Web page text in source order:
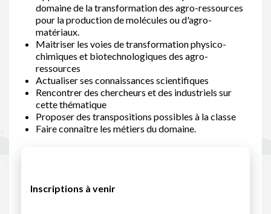
domaine de la transformation des agro-ressources
pour la production de molécules ou d'agro-
matériaux.
Maitriser les voies de transformation physico-
chimiques et biotechnologiques des agro-
ressources
Actualiser ses connaissances scientifiques
Rencontrer des chercheurs et des industriels sur
cette thématique
Proposer des transpositions possibles à la classe
Faire connaître les métiers du domaine.
Inscriptions à venir